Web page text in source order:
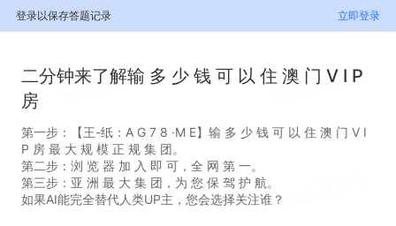
登录以保存答题记录 立即登录
二分钟来了解输 多 少 钱 可 以 住 澳 门 V I P
房
第一步：【王-纸：A G 7 8 ·M E】输 多 少 钱 可 以 住 澳 门 V I
P 房 最 大 规 模 正 规 集 团。
第二步：浏 览 器 加 入 即 可，全 网 第 一。
第三步：亚 洲 最 大 集 团，为 您 保 驾 护 航。
如果AI能完全替代人类UP主，您会选择关注谁？